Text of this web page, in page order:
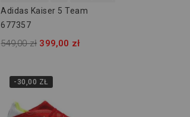
Adidas Kaiser 5 Team
677357
549,00 zł 399,00 zł
-30,00 ZŁ